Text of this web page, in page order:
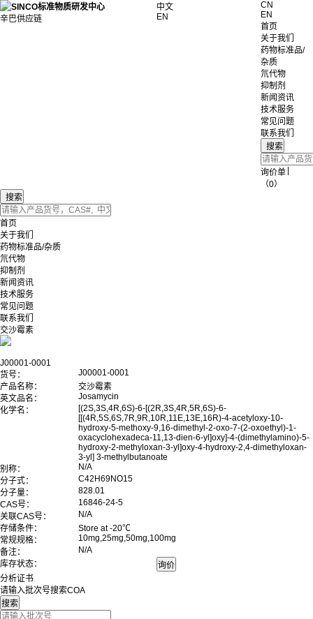
辛巴供应链
中文
EN
CN
EN
首页
关于我们
药物标准品/
杂质
氘代物
抑制剂
新闻资讯
技术服务
常见问题
联系我们
询价单
（0）
首页
关于我们
药物标准品/杂质
氘代物
抑制剂
新闻资讯
技术服务
常见问题
联系我们
交沙霉素
J00001-0001
货号：
J00001-0001
产品名称：
交沙霉素
英文品名：
Josamycin
化学名：
[(2S,3S,4R,6S)-6-[(2R,3S,4R,5R,6S)-6-
[[(4R,5S,6S,7R,9R,10R,11E,13E,16R)-4-acetyloxy-10-
hydroxy-5-methoxy-9,16-dimethyl-2-oxo-7-(2-oxoethyl)-1-
oxacyclohexadeca-11,13-dien-6-yl]oxy]-4-(dimethylamino)-5-
hydroxy-2-methyloxan-3-yl]oxy-4-hydroxy-2,4-dimethyloxan-
3-yl] 3-methylbutanoate
别称：
N/A
分子式：
C42H69NO15
分子量：
828.01
CAS号：
16846-24-5
关联CAS号：
N/A
存储条件：
Store at -20℃
常规规格：
10mg,25mg,50mg,100mg
备注：
N/A
库存状态：
分析证书
请输入批次号搜索COA